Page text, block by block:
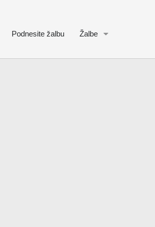
Podnesite žalbu Žalbe